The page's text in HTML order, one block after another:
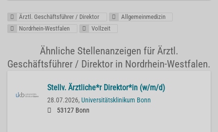
Ärztl. Geschäftsführer / Direktor
Allgemeinmedizin
Nordrhein-Westfalen
Vollzeit
Ähnliche Stellenanzeigen für Ärztl.
Geschäftsführer / Direktor in Nordrhein-Westfalen.
Stellv. Ärztliche*r Direktor*in (w/m/d)
28.07.2026, Universitätsklinikum Bonn
53127 Bonn